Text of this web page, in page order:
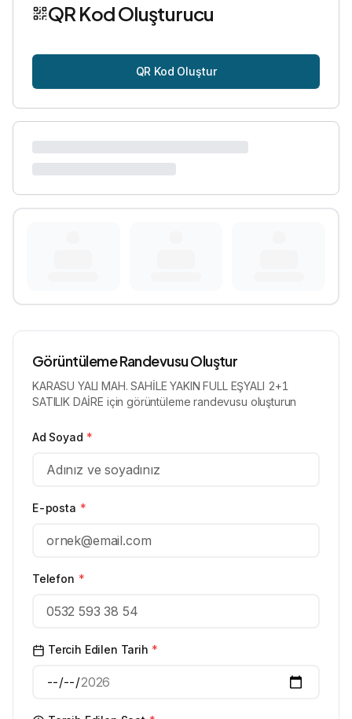
QR Kod Oluşturucu
QR Kod Oluştur
Görüntüleme Randevusu Oluştur
KARASU YALI MAH. SAHİLE YAKIN FULL EŞYALI 2+1
SATILIK DAİRE için görüntüleme randevusu oluşturun
Ad Soyad *
E-posta *
Telefon *
Tercih Edilen Tarih *